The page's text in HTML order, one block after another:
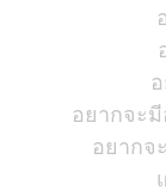
อยากจะ
อยากจ